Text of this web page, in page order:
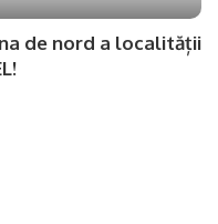
de nord a localității